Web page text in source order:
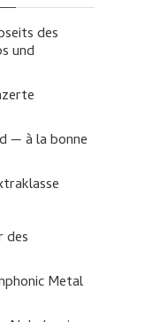
des
und
— à la bonne
des
Metal